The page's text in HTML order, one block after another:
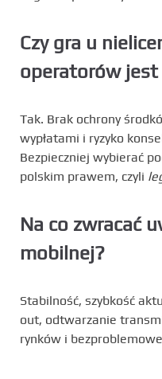
Czy gra u
operatorów jest
Tak. Brak ochrony
wypłatami i ryzyko
Bezpieczniej wybierać
polskim prawem, czyli
Na co zwracać
mobilnej?
Stabilność, szybkość
out, odtwarzanie
rynków i